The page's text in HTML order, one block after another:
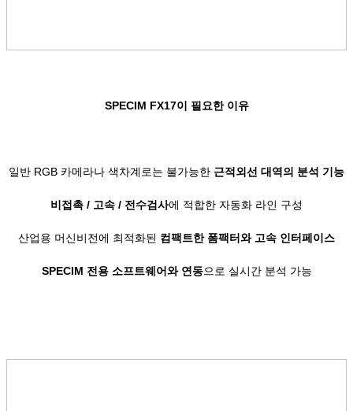
SPECIM FX17이 필요한 이유
일반 RGB 카메라나 색차계로는 불가능한 근적외선 대역의 분석 기능
비접촉 / 고속 / 전수검사에 적합한 자동화 라인 구성
산업용 머신비전에 최적화된 컴팩트한 폼팩터와 고속 인터페이스
SPECIM 전용 소프트웨어와 연동으로 실시간 분석 가능